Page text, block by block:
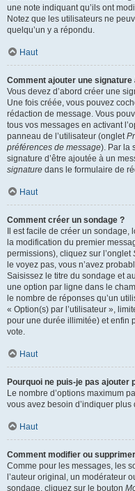
une note indiquant qu’ils ont
Notez que les utilisateurs ne
quelqu’un y a répondu.
Haut
Comment ajouter une
Vous devez d’abord créer une
Une fois créée, vous pouvez
rédaction de message. Vous
tous vos messages en activant
panneau de l’utilisateur (onglet
préférences de message). Par la
signature d’être ajoutée à un
signature dans le formulaire de
Haut
Comment créer un sondage ?
Il est facile de créer un
la modification du premier
permissions), cliquez sur l’onglet
le voyez pas, vous n’avez
Saisissez le titre du sondage et
une option par ligne dans le
le nombre de réponses qu’un
« Option(s) par l’utilisateur »,
pour une durée illimitée) et enfin
vote.
Haut
Pourquoi ne puis-je pas ajouter
Le nombre d’options maximum
vous avez besoin d’indiquer plus
Haut
Comment modifier ou
Comme pour les messages, les
l’auteur original, un modérateur
sondage, cliquez sur le bouton